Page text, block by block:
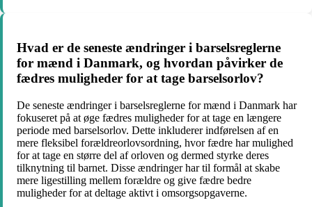
Hvad er de seneste ændringer i barselsreglerne
for mænd i Danmark, og hvordan påvirker de
fædres muligheder for at tage barselsorlov?
De seneste ændringer i barselsreglerne for mænd i Danmark har
fokuseret på at øge fædres muligheder for at tage en længere
periode med barselsorlov. Dette inkluderer indførelsen af en
mere fleksibel forældreorlovsordning, hvor fædre har mulighed
for at tage en større del af orloven og dermed styrke deres
tilknytning til barnet. Disse ændringer har til formål at skabe
mere ligestilling mellem forældre og give fædre bedre
muligheder for at deltage aktivt i omsorgsopgaverne.